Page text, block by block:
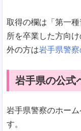
取得の欄は「第一
所を卒業した方向
外の方は岩手県警
岩手県の公式
岩手県警察のホー
す。